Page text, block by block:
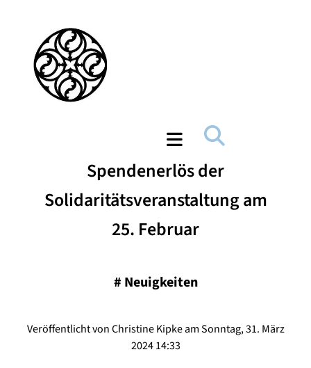
Spendenerlös der
Solidaritätsveranstaltung am
25. Februar
# Neuigkeiten
Veröffentlicht von Christine Kipke am Sonntag, 31. März
2024 14:33